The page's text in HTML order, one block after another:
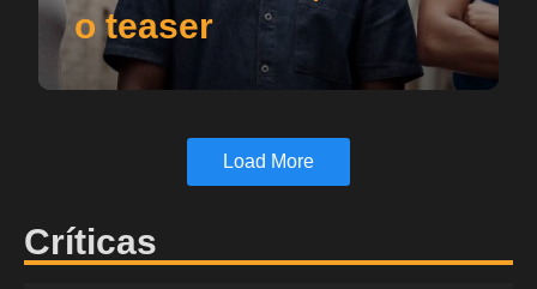
o teaser
Load More
Críticas